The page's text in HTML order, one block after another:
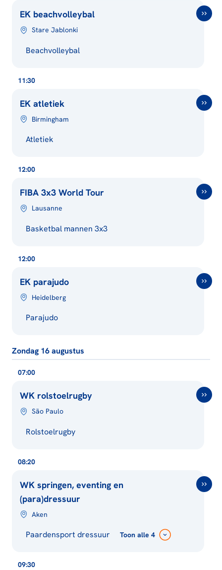
EK beachvolleybal
Stare Jablonki
Beachvolleybal
11:30
EK atletiek
Birmingham
Atletiek
12:00
FIBA 3x3 World Tour
Lausanne
Basketbal mannen 3x3
12:00
EK parajudo
Heidelberg
Parajudo
Zondag 16 augustus
07:00
WK rolstoelrugby
São Paulo
Rolstoelrugby
08:20
WK springen, eventing en
(para)dressuur
Aken
Paardensport dressuur Toon alle 4
09:30